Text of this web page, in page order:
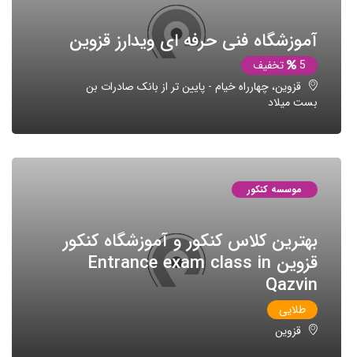
آموزشگاه فنی حرفه ای ویدارز قزوین
5
تخفیف
قزوین، چهارراه خیام - پایین تر از بانک صادرات بن
بست میلاد
موسسه کنکور
بهترین کلاس کنکور و آموزشگاه کنکور
قزوین Entrance exam class in
Qazvin
طلایی
قزوین